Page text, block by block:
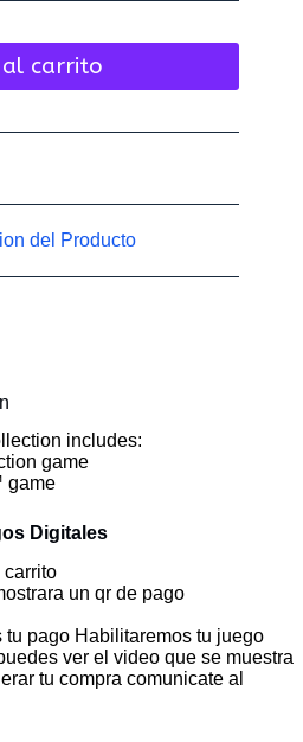
carrito
del Producto
includes:
game
game
Digitales
carrito
un qr de pago
tu pago Habilitaremos tu juego
ver el video que se muestra
tu compra comunicate al